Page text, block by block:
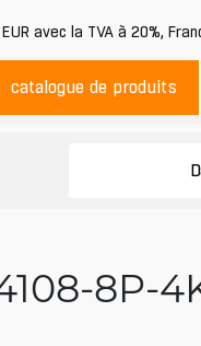
EUR avec la TVA à 20%,
catalogue de produits
8P-